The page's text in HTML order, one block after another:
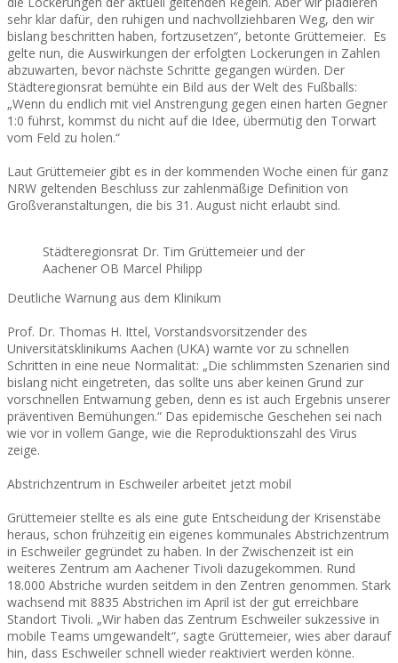
sehr klar dafür, den ruhigen und nachvollziehbaren Weg, den wir
bislang beschritten haben, fortzusetzen“, betonte Grüttemeier. Es
gelte nun, die Auswirkungen der erfolgten Lockerungen in Zahlen
abzuwarten, bevor nächste Schritte gegangen würden. Der
Städteregionsrat bemühte ein Bild aus der Welt des Fußballs:
„Wenn du endlich mit viel Anstrengung gegen einen harten Gegner
1:0 führst, kommst du nicht auf die Idee, übermütig den Torwart
vom Feld zu holen.“
Laut Grüttemeier gibt es in der kommenden Woche einen für ganz
NRW geltenden Beschluss zur zahlenmäßige Definition von
Großveranstaltungen, die bis 31. August nicht erlaubt sind.
Städteregionsrat Dr. Tim Grüttemeier und der
Aachener OB Marcel Philipp
Deutliche Warnung aus dem Klinikum
Prof. Dr. Thomas H. Ittel, Vorstandsvorsitzender des
Universitätsklinikums Aachen (UKA) warnte vor zu schnellen
Schritten in eine neue Normalität: „Die schlimmsten Szenarien sind
bislang nicht eingetreten, das sollte uns aber keinen Grund zur
vorschnellen Entwarnung geben, denn es ist auch Ergebnis unserer
präventiven Bemühungen.“ Das epidemische Geschehen sei nach
wie vor in vollem Gange, wie die Reproduktionszahl des Virus
zeige.
Abstrichzentrum in Eschweiler arbeitet jetzt mobil
Grüttemeier stellte es als eine gute Entscheidung der Krisenstäbe
heraus, schon frühzeitig ein eigenes kommunales Abstrichzentrum
in Eschweiler gegründet zu haben. In der Zwischenzeit ist ein
weiteres Zentrum am Aachener Tivoli dazugekommen. Rund
18.000 Abstriche wurden seitdem in den Zentren genommen. Stark
wachsend mit 8835 Abstrichen im April ist der gut erreichbare
Standort Tivoli. „Wir haben das Zentrum Eschweiler sukzessive in
mobile Teams umgewandelt“, sagte Grüttemeier, wies aber darauf
hin, dass Eschweiler schnell wieder reaktiviert werden könne.